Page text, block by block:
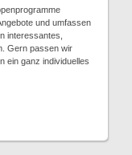
und umfassen
interessantes,
Gern passen wir
ein ganz individuelles